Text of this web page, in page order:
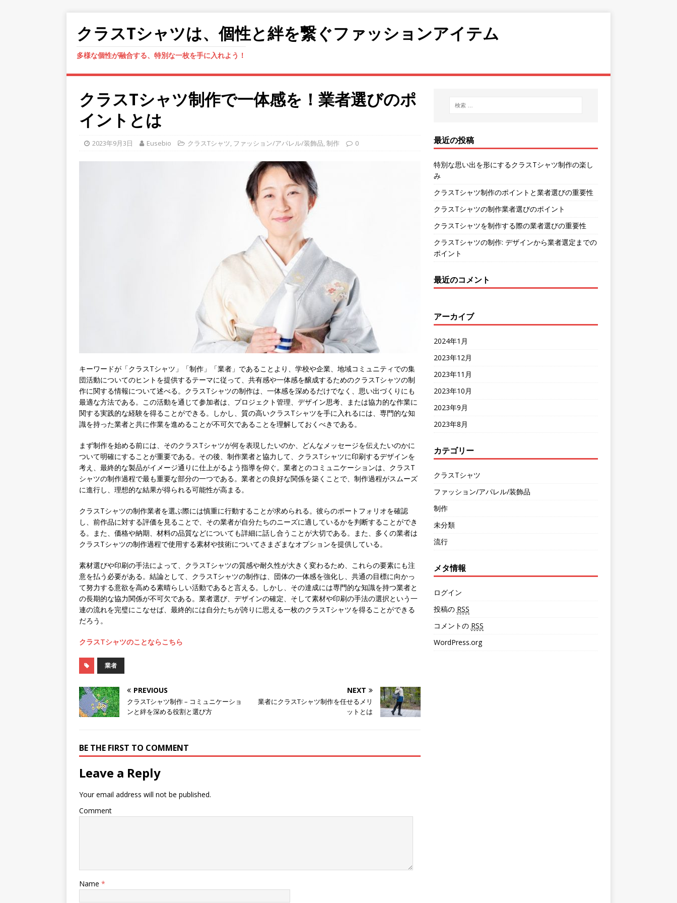
クラスTシャツは、個性と絆を繋ぐファッションアイテム
多様な個性が融合する、特別な一枚を手に入れよう！
クラスTシャツ制作で一体感を！業者選びのポ
イントとは
2023年9月3日 Eusebio クラスTシャツ, ファッション/アパレル/装飾品,制作 0
キーワードが「クラスTシャツ」「制作」「業者」であることより、学校や企業、地域コミュニティでの集
団活動についてのヒントを提供するテーマに従って、共有感や一体感を醸成するためのクラスTシャツの制
作に関する情報について述べる。 クラスTシャツの制作は、一体感を深めるだけでなく、思い出づくりにも
最適な方法である。この活動を通じて参加者は、プロジェクト管理、デザイン思考、または協力的な作業に
関する実践的な経験を得ることができる。しかし、質の高いクラスTシャツを手に入れるには、専門的な知
識を持った業者と共に作業を進めることが不可欠であることを理解しておくべきである。
まず制作を始める前には、そのクラスTシャツが何を表現したいのか、どんなメッセージを伝えたいのかに
ついて明確にすることが重要である。その後、制作業者と協力して、クラスTシャツに印刷するデザインを
考え、最終的な製品がイメージ通りに仕上がるよう指導を仰ぐ。業者とのコミュニケーションは、クラスT
シャツの制作過程で最も重要な部分の一つである。業者との良好な関係を築くことで、制作過程がスムーズ
に進行し、理想的な結果が得られる可能性が高まる。
クラスTシャツの制作業者を選ぶ際には慎重に行動することが求められる。彼らのポートフォリオを確認
し、前作品に対する評価を見ることで、その業者が自分たちのニーズに適しているかを判断することができ
る。また、価格や納期、材料の品質などについても詳細に話し合うことが大切である。また、多くの業者は
クラスTシャツの制作過程で使用する素材や技術についてさまざまなオプションを提供している。
素材選びや印刷の手法によって、クラスTシャツの質感や耐久性が大きく変わるため、これらの要素にも注
意を払う必要がある。結論として、クラスTシャツの制作は、団体の一体感を強化し、共通の目標に向かっ
て努力する意欲を高める素晴らしい活動であると言える。しかし、その達成には専門的な知識を持つ業者と
の長期的な協力関係が不可欠である。業者選び、デザインの確定、そして素材や印刷の手法の選択という一
連の流れを完璧にこなせば、最終的には自分たちが誇りに思える一枚のクラスTシャツを得ることができる
だろう。
クラスTシャツのことならこちら
業者
PREVIOUS
クラスTシャツ制作 – コミュニケーショ
ンと絆を深める役割と選び方
NEXT
業者にクラスTシャツ制作を任せるメリ
ットとは
BE THE FIRST TO COMMENT
Leave a Reply
Your email address will not be published.
Comment
Name *
最近の投稿
特別な思い出を形にするクラスTシャツ制作の楽し
み
クラスTシャツ制作のポイントと業者選びの重要性
クラスTシャツの制作業者選びのポイント
クラスTシャツを制作する際の業者選びの重要性
クラスTシャツの制作: デザインから業者選定までの
ポイント
最近のコメント
アーカイブ
2024年1月
2023年12月
2023年11月
2023年10月
2023年9月
2023年8月
カテゴリー
クラスTシャツ
ファッション/アパレル/装飾品
制作
未分類
流行
メタ情報
ログイン
投稿の RSS
コメントの RSS
WordPress.org